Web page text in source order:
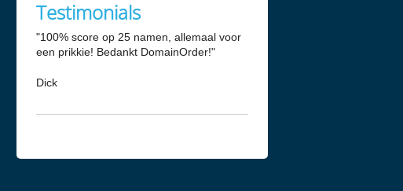
Testimonials
"100% score op 25 namen, allemaal voor
een prikkie! Bedankt DomainOrder!"
Dick